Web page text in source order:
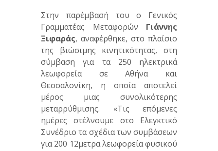
Στην παρέμβασή του ο Γενικός
Γραμματέας Μεταφορών Γιάννης
Ξιφαράς, αναφέρθηκε, στο πλαίσιο
της βιώσιμης κινητικότητας, στη
σύμβαση για τα 250 ηλεκτρικά
λεωφορεία σε Αθήνα και
Θεσσαλονίκη, η οποία αποτελεί
μέρος μιας συνολικότερης
μεταρρύθμισης. «Τις επόμενες
ημέρες στέλνουμε στο Ελεγκτικό
Συνέδριο τα σχέδια των συμβάσεων
για 200 12μετρα λεωφορεία φυσικού